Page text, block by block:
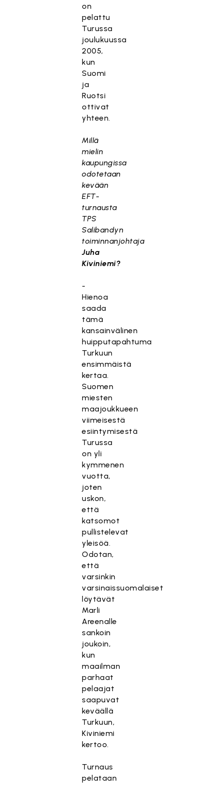
on
pelattu
Turussa
joulukuussa
2005,
kun
Suomi
ja
Ruotsi
ottivat
yhteen.
Millä
mielin
kaupungissa
odotetaan
kevään
EFT-
turnausta
TPS
Salibandyn
toiminnanjohtaja
Juha
Kiviniemi?
-
Hienoa
saada
tämä
kansainvälinen
huipputapahtuma
Turkuun
ensimmäistä
kertaa.
Suomen
miesten
maajoukkueen
viimeisestä
esiintymisestä
Turussa
on yli
kymmenen
vuotta,
joten
uskon,
että
katsomot
pullistelevat
yleisöä.
Odotan,
että
varsinkin
varsinaissuomalaiset
löytävät
Marli
Areenalle
sankoin
joukoin,
kun
maailman
parhaat
pelaajat
saapuvat
keväällä
Turkuun,
Kiviniemi
kertoo.
Turnaus
pelataan